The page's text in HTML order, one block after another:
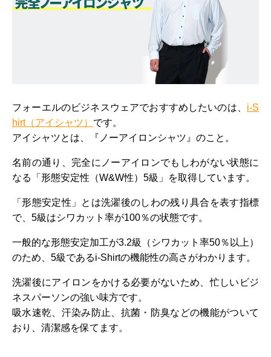
フォーエルのビジネスウェアでおすすめしたいのは、 i-S
hirt（アイシャツ） です。
アイシャツとは、『ノーアイロンシャツ』のこと。
名前の通り、完全にノーアイロンでもしわがない状態に
なる「形態安定性（W&W性）5級」を取得しています。
「形態安定性」とは洗濯後のしわの残り具合を表す指標
で、5級はシワカット率が100％の状態です。
一般的な形態安定加工が3.2級（シワカット率50％以上）
のため、5級であるi-Shirtの機能性の高さがわかります。
洗濯後にアイロンをかける必要がないため、忙しいビジ
ネスパーソンの強い味方です。
吸水速乾、汗染み防止、抗菌・防臭などの機能がついて
おり、清潔感を保てます。